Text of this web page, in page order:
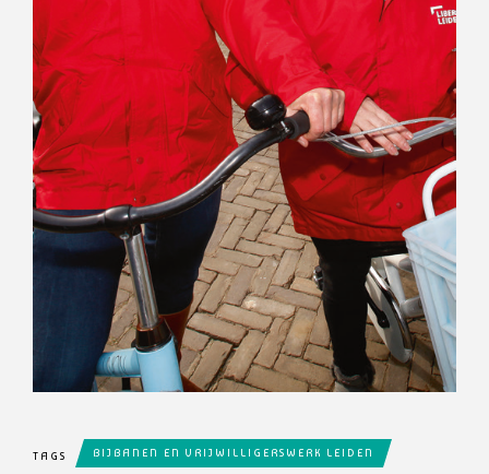
TAGS BIJBANEN EN VRIJWILLIGERSWERK LEIDEN